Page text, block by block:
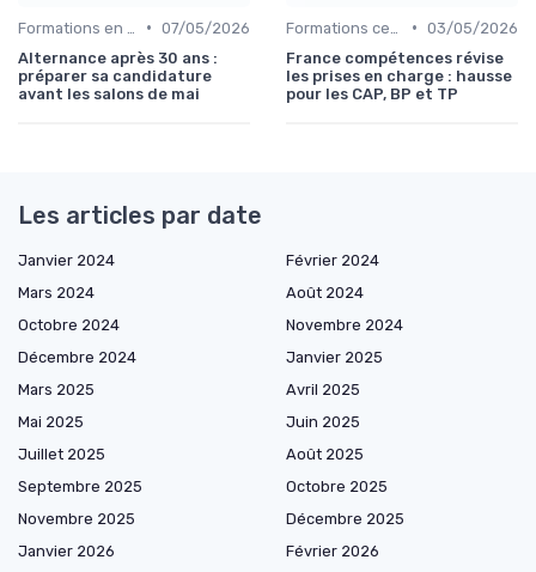
• 07/05/2026
Alternance après 30 ans :
préparer sa candidature
avant les salons de mai
• 03/05/2026
France compétences révise
les prises en charge : hausse
pour les CAP, BP et TP
Les articles par date
Janvier 2024
Février 2024
Mars 2024
Août 2024
Octobre 2024
Novembre 2024
Décembre 2024
Janvier 2025
Mars 2025
Avril 2025
Mai 2025
Juin 2025
Juillet 2025
Août 2025
Septembre 2025
Octobre 2025
Novembre 2025
Décembre 2025
Janvier 2026
Février 2026